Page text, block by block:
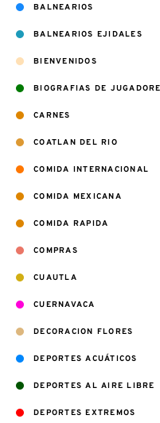
BALNEARIOS
BALNEARIOS EJIDALES
BIENVENIDOS
BIOGRAFIAS DE
CARNES
COATLAN DEL RIO
COMIDA INTERNACIONAL
COMIDA MEXICANA
COMIDA RAPIDA
COMPRAS
CUAUTLA
CUERNAVACA
DECORACION FLORES
DEPORTES ACUÁTICOS
DEPORTES AL AIRE LIBRE
DEPORTES EXTREMOS